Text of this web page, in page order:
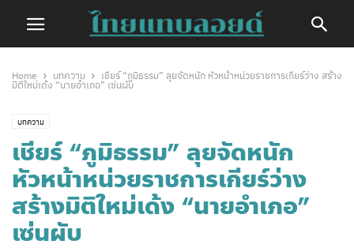
Home บทความ
เชียร์ “ภูมิธรรม” ลุยจัดหนัก หัวหน้าหน่วยราชการเกียร์ว่าง สร้าง
มิติใหม่เด้ง “นายอำเภอ” เซ่นผับ
บทความ
เชียร์ “ภูมิธรรม” ลุยจัดหนัก
หัวหน้าหน่วยราชการเกียร์ว่าง
สร้างมิติใหม่เด้ง “นายอำเภอ”
เซ่นผับ